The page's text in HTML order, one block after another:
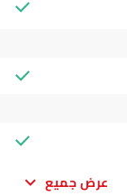
عرض جميع